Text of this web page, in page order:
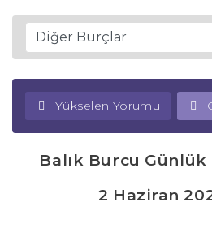
Yükselen Yorumu
Balık Burcu
2 Haziran